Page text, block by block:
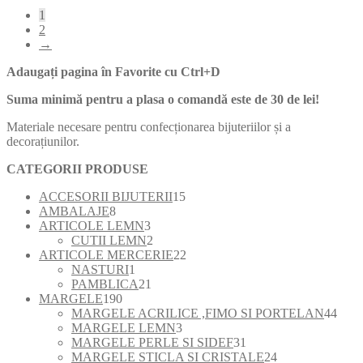
1
2
→
Adaugați pagina în Favorite cu Ctrl+D
Suma minimă pentru a plasa o comandă este de 30 de lei!
Materiale necesare pentru confecționarea bijuteriilor și a
decorațiunilor.
CATEGORII PRODUSE
ACCESORII BIJUTERII1515
AMBALAJE88
produse
ARTICOLE LEMN33
produse
CUTII LEMN2
produse
ARTICOLE MERCERIE22
NASTURI1
produs
PAMBLICA21
produse
MARGELE190190
de
produse
MARGELE ACRILICE ,FIMO SI PORTELAN4444
MARGELE LEMN33
produse
MARGELE PERLE SI SIDEF31
de
MARGELE STICLA SI CRISTALE2424